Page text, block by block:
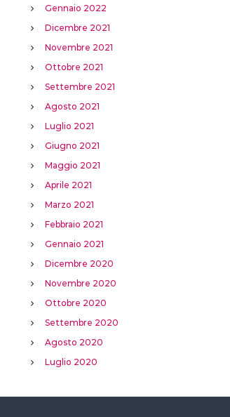
Gennaio 2022
Dicembre 2021
Novembre 2021
Ottobre 2021
Settembre 2021
Agosto 2021
Luglio 2021
Giugno 2021
Maggio 2021
Aprile 2021
Marzo 2021
Febbraio 2021
Gennaio 2021
Dicembre 2020
Novembre 2020
Ottobre 2020
Settembre 2020
Agosto 2020
Luglio 2020